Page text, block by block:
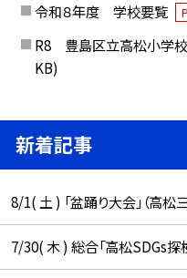
令和８年度 学校要覧
R8 豊島区立高松小学
KB)
新着記事
8/1( 土 ) 「盆踊り大会」（高松
7/30( 木 ) 総合「高松SDGs探